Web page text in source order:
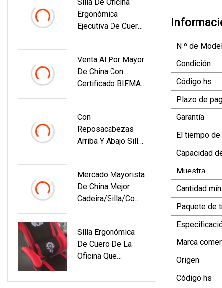
Silla De Oficina
Ergonómica
Ejecutiva De Cuero
Manager Computer
Executive
Venta Al Por Mayor
De China Con
Certificado BIFMA
Computadora
Escritorio
Ergonómico /
Precio Para Malla /
Giratoria / Muebles
/ Visitante /
Con
Reposacabezas
Arriba Y Abajo Silla
Computadora Silla
Ergonómica De
Cuero Con
Mercado Mayorista
De China Mejor
Cadeira/Silla/Comp
E/Gaming Sillas
Precio Para
Ascensor/Reclinabl
Espalda
Silla Ergonómica
De Cuero De La
Oficina Que
Juego Del
N º de
Condición
Código hs
Plazo de
Garantía
El tiempo de
Capacidad
Muestra
Cantidad
Paquete de
Marca
Origen
Código hs